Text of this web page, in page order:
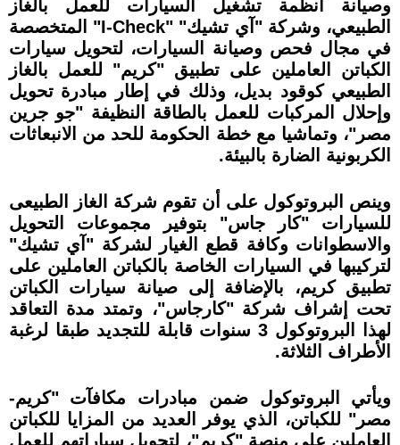
وصيانة أنظمة تشغيل السيارات للعمل بالغاز
الطبيعي، وشركة "آي تشيك" "I-Check" المتخصصة
في مجال فحص وصيانة السيارات، لتحويل سيارات
الكباتن العاملين على تطبيق "كريم" للعمل بالغاز
الطبيعي كوقود بديل، وذلك في إطار مبادرة تحويل
وإحلال المركبات للعمل بالطاقة النظيفة "جو جرين
مصر"، وتماشيا مع خطة الحكومة للحد من الانبعاثات
الكربونية الضارة بالبيئة.
وينص البروتوكول على أن تقوم شركة الغاز الطبيعى
للسيارات "كار جاس" بتوفير مجموعات التحويل
والاسطوانات وكافة قطع الغيار لشركة "آي تشيك"
لتركيبها في السيارات الخاصة بالكباتن العاملين على
تطبيق كريم، بالإضافة إلى صيانة سيارات الكباتن
تحت إشراف شركة "كارجاس"، وتمتد مدة التعاقد
لهذا البروتوكول 3 سنوات قابلة للتجديد طبقا لرغبة
الأطراف الثلاثة.
ويأتي البروتوكول ضمن مبادرات مكافآت "كريم-
مصر" للكباتن، الذي يوفر العديد من المزايا للكباتن
العاملين على منصة "كريم"، لتحويل سياراتهم للعمل